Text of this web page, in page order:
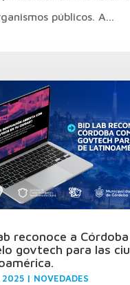
públicos. A...
reconoce a
govtech para las
2025| NOVEDADES